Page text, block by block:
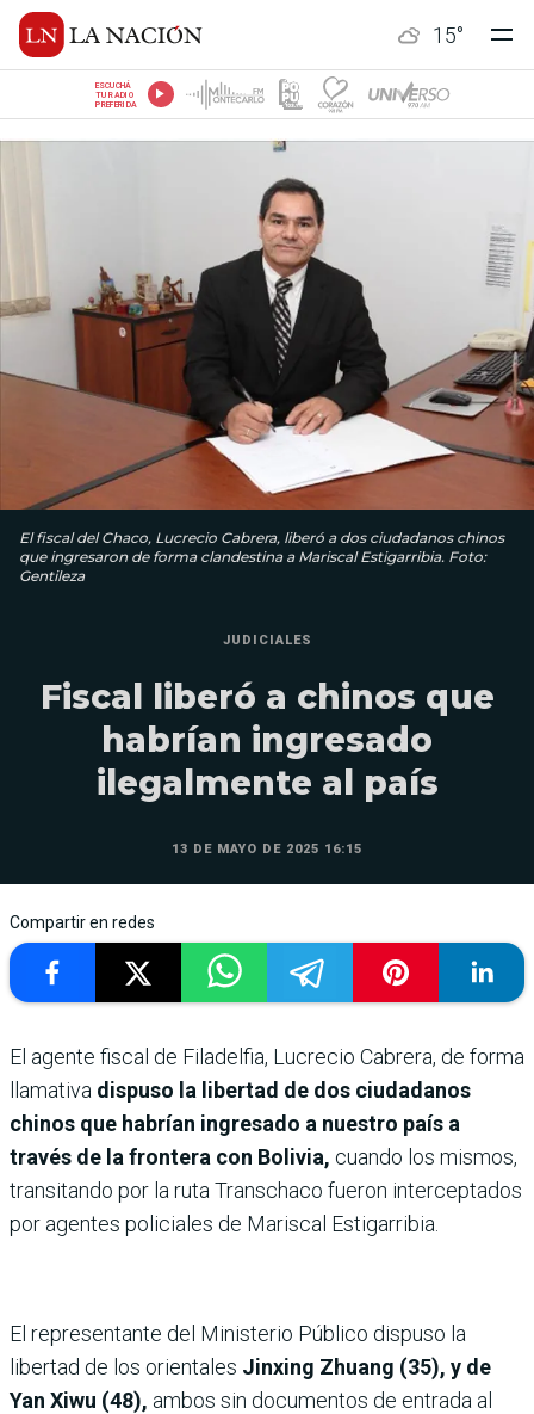
15°
ESCUCHÁ
TU RADIO
PREFERIDA
El fiscal del Chaco, Lucrecio Cabrera, liberó a dos ciudadanos chinos
que ingresaron de forma clandestina a Mariscal Estigarribia. Foto:
Gentileza
JUDICIALES
Fiscal liberó a chinos que
habrían ingresado
ilegalmente al país
13 DE MAYO DE 2025 16:15
Compartir en redes
El agente fiscal de Filadelfia, Lucrecio Cabrera, de forma
llamativa dispuso la libertad de dos ciudadanos
chinos que habrían ingresado a nuestro país a
través de la frontera con Bolivia, cuando los mismos,
transitando por la ruta Transchaco fueron interceptados
por agentes policiales de Mariscal Estigarribia.
El representante del Ministerio Público dispuso la
libertad de los orientales Jinxing Zhuang (35), y de
Yan Xiwu (48), ambos sin documentos de entrada al